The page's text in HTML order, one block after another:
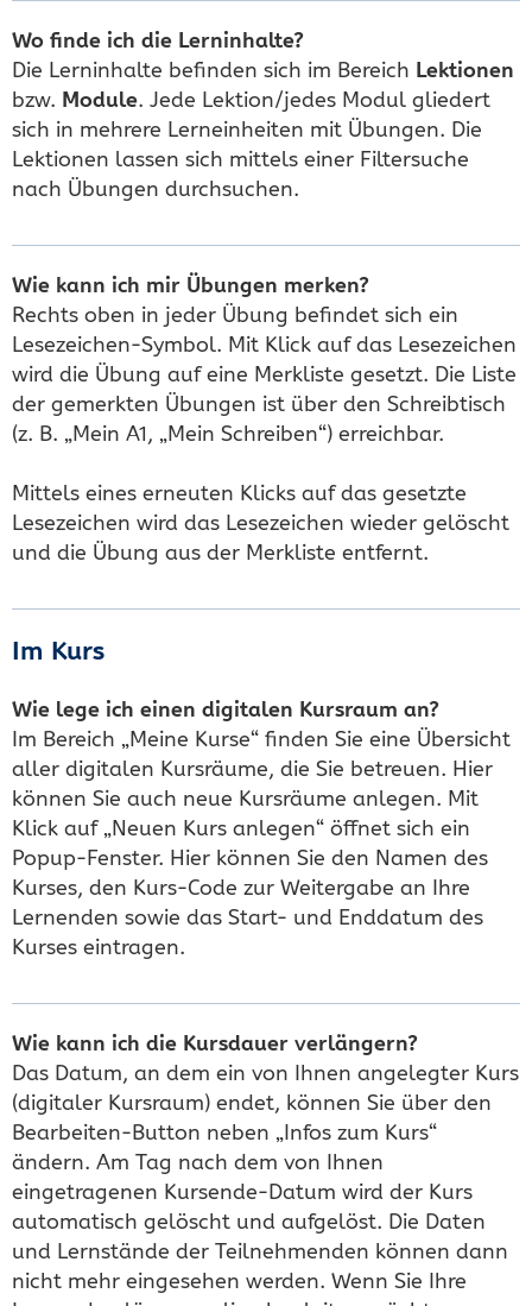
Wo finde ich die Lerninhalte?
Die Lerninhalte befinden sich im Bereich Lektionen
bzw. Module. Jede Lektion/jedes Modul gliedert
sich in mehrere Lerneinheiten mit Übungen. Die
Lektionen lassen sich mittels einer Filtersuche
nach Übungen durchsuchen.
Wie kann ich mir Übungen merken?
Rechts oben in jeder Übung befindet sich ein
Lesezeichen-Symbol. Mit Klick auf das Lesezeichen
wird die Übung auf eine Merkliste gesetzt. Die Liste
der gemerkten Übungen ist über den Schreibtisch
(z. B. „Mein A1, „Mein Schreiben“) erreichbar.
Mittels eines erneuten Klicks auf das gesetzte
Lesezeichen wird das Lesezeichen wieder gelöscht
und die Übung aus der Merkliste entfernt.
Im Kurs
Wie lege ich einen digitalen Kursraum an?
Im Bereich „Meine Kurse“ finden Sie eine Übersicht
aller digitalen Kursräume, die Sie betreuen. Hier
können Sie auch neue Kursräume anlegen. Mit
Klick auf „Neuen Kurs anlegen“ öffnet sich ein
Popup-Fenster. Hier können Sie den Namen des
Kurses, den Kurs-Code zur Weitergabe an Ihre
Lernenden sowie das Start- und Enddatum des
Kurses eintragen.
Wie kann ich die Kursdauer verlängern?
Das Datum, an dem ein von Ihnen angelegter Kurs
(digitaler Kursraum) endet, können Sie über den
Bearbeiten-Button neben „Infos zum Kurs“
ändern. Am Tag nach dem von Ihnen
eingetragenen Kursende-Datum wird der Kurs
automatisch gelöscht und aufgelöst. Die Daten
und Lernstände der Teilnehmenden können dann
nicht mehr eingesehen werden. Wenn Sie Ihre